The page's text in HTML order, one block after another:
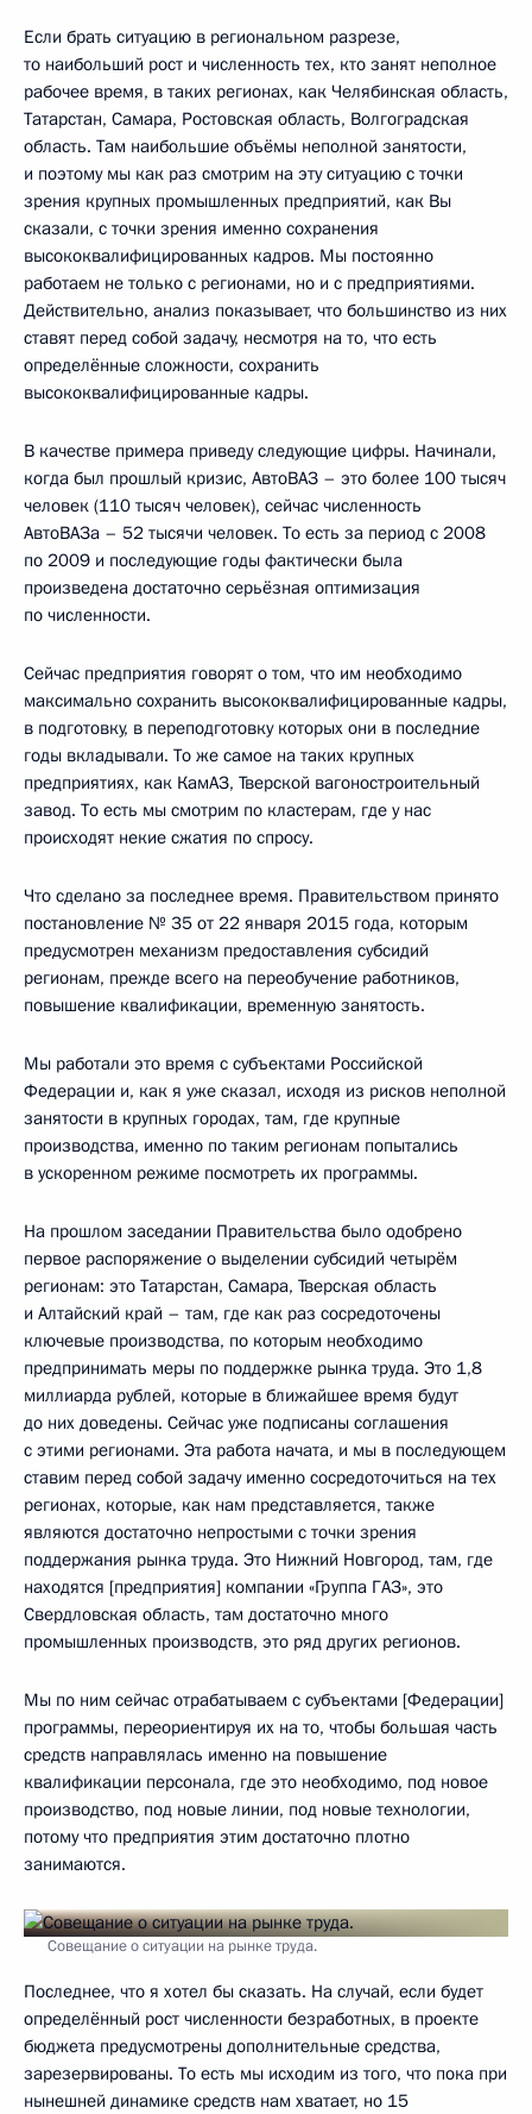
Если брать ситуацию в региональном разрезе,
то наибольший рост и численность тех, кто занят неполное
рабочее время, в таких регионах, как Челябинская область,
Татарстан, Самара, Ростовская область, Волгоградская
область. Там наибольшие объёмы неполной занятости,
и поэтому мы как раз смотрим на эту ситуацию с точки
зрения крупных промышленных предприятий, как Вы
сказали, с точки зрения именно сохранения
высококвалифицированных кадров. Мы постоянно
работаем не только с регионами, но и с предприятиями.
Действительно, анализ показывает, что большинство из них
ставят перед собой задачу, несмотря на то, что есть
определённые сложности, сохранить
высококвалифицированные кадры.
В качестве примера приведу следующие цифры. Начинали,
когда был прошлый кризис, АвтоВАЗ – это более 100 тысяч
человек (110 тысяч человек), сейчас численность
АвтоВАЗа – 52 тысячи человек. То есть за период с 2008
по 2009 и последующие годы фактически была
произведена достаточно серьёзная оптимизация
по численности.
Сейчас предприятия говорят о том, что им необходимо
максимально сохранить высококвалифицированные кадры,
в подготовку, в переподготовку которых они в последние
годы вкладывали. То же самое на таких крупных
предприятиях, как КамАЗ, Тверской вагоностроительный
завод. То есть мы смотрим по кластерам, где у нас
происходят некие сжатия по спросу.
Что сделано за последнее время. Правительством принято
постановление № 35 от 22 января 2015 года, которым
предусмотрен механизм предоставления субсидий
регионам, прежде всего на переобучение работников,
повышение квалификации, временную занятость.
Мы работали это время с субъектами Российской
Федерации и, как я уже сказал, исходя из рисков неполной
занятости в крупных городах, там, где крупные
производства, именно по таким регионам попытались
в ускоренном режиме посмотреть их программы.
На прошлом заседании Правительства было одобрено
первое распоряжение о выделении субсидий четырём
регионам: это Татарстан, Самара, Тверская область
и Алтайский край – там, где как раз сосредоточены
ключевые производства, по которым необходимо
предпринимать меры по поддержке рынка труда. Это 1,8
миллиарда рублей, которые в ближайшее время будут
до них доведены. Сейчас уже подписаны соглашения
с этими регионами. Эта работа начата, и мы в последующем
ставим перед собой задачу именно сосредоточиться на тех
регионах, которые, как нам представляется, также
являются достаточно непростыми с точки зрения
поддержания рынка труда. Это Нижний Новгород, там, где
находятся [предприятия] компании «Группа ГАЗ», это
Свердловская область, там достаточно много
промышленных производств, это ряд других регионов.
Мы по ним сейчас отрабатываем с субъектами [Федерации]
программы, переориентируя их на то, чтобы большая часть
средств направлялась именно на повышение
квалификации персонала, где это необходимо, под новое
производство, под новые линии, под новые технологии,
потому что предприятия этим достаточно плотно
занимаются.
Совещание о ситуации на рынке труда.
Последнее, что я хотел бы сказать. На случай, если будет
определённый рост численности безработных, в проекте
бюджета предусмотрены дополнительные средства,
зарезервированы. То есть мы исходим из того, что пока при
нынешней динамике средств нам хватает, но 15